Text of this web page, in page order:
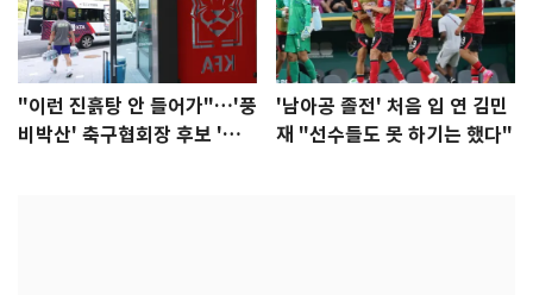
"이런 진흙탕 안 들어가"…'풍
비박산' 축구협회장 후보 '실
'남아공 졸전' 처음 입 연 김민
재 "선수들도 못 하기는 했다"